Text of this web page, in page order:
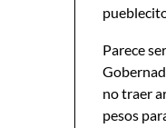
Parece
no traer
pesos